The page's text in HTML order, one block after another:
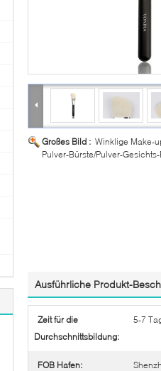
Großes Bild : Winklige Make-
Pulver-Bürste/Pulver-
Ausführliche Produkt-
Zeit für die
Durchschnittsbildung:
5-7
FOB Hafen: